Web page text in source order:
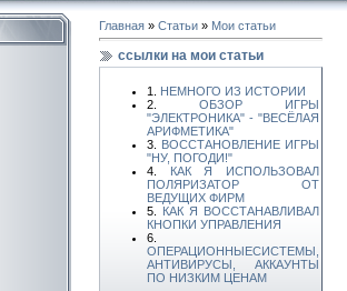
Главная » Статьи » Мои статьи
ссылки на мои статьи
1.
НЕМНОГО ИЗ ИСТОРИИ
2. ОБЗОР ИГРЫ
"ЭЛЕКТРОНИКА" - "ВЕСЁЛАЯ
АРИФМЕТИКА"
3.
ВОССТАНОВЛЕНИЕ ИГРЫ
"НУ, ПОГОДИ!"
4.
КАК Я ИСПОЛЬЗОВАЛ
ПОЛЯРИЗАТОР ОТ
ВЕДУЩИХ ФИРМ
5.
КАК Я ВОССТАНАВЛИВАЛ
КНОПКИ УПРАВЛЕНИЯ
6.
ОПЕРАЦИОННЫЕСИСТЕМЫ,
АНТИВИРУСЫ, АККАУНТЫ
ПО НИЗКИМ ЦЕНАМ